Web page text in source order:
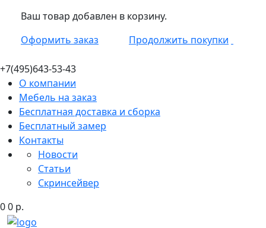
Ваш товар добавлен в корзину.
Оформить заказ
Продолжить покупки
+7(495)643-53-43
О компании
Мебель на заказ
Бесплатная доставка и сборка
Бесплатный замер
Контакты
Новости
Статьи
Скринсейвер
00 р.